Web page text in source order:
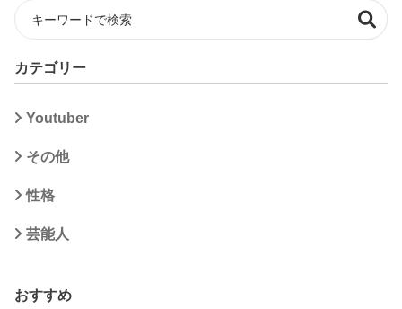
カテゴリー
Youtuber
その他
性格
芸能人
おすすめ